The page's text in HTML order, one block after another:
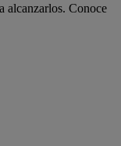
alcanzarlos. Conoce